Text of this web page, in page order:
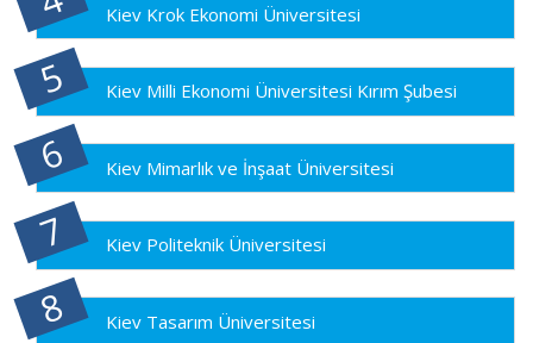
Kiev Krok Ekonomi Üniversitesi
Kiev Milli Ekonomi Üniversitesi Kırım Şubesi
Kiev Mimarlık ve İnşaat Üniversitesi
Kiev Politeknik Üniversitesi
Kiev Tasarım Üniversitesi